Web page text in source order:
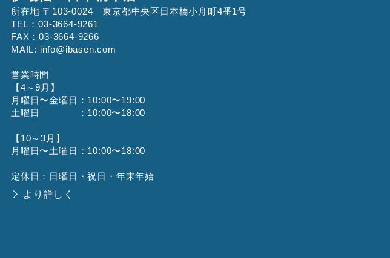
所在地 〒103-0024 東京都中央区日本橋小舟町4番1号
TEL：03-3664-9261
FAX：03-3664-9266
MAIL: info@ibasen.com
営業時間
【4～9月】
月曜日〜金曜日：10:00〜19:00
土曜日 ：10:00〜18:00
【10～3月】
月曜日〜土曜日：10:00〜18:00
定休日：日曜日・祝日・年末年始
より詳しく